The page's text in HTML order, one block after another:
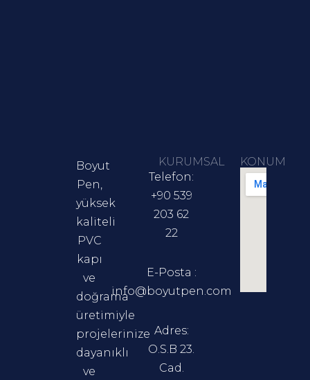
Boyut
Pen,
yüksek
kaliteli
PVC
kapı
ve
doğrama
üretimiyle
projelerinize
dayanıklı
ve
KURUMSAL
Telefon:
+90 539
203 62
22
E-Posta :
info@boyutpen.com
Adres:
O.S.B 23.
Cad.
KONUM